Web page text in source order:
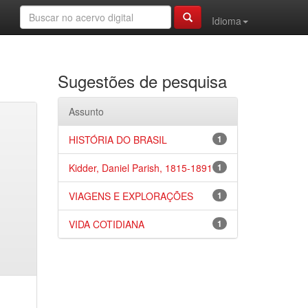
Idioma
Sugestões de pesquisa
Assunto
1
HISTÓRIA DO BRASIL
1
Kidder, Daniel Parish, 1815-1891
1
VIAGENS E EXPLORAÇÕES
1
VIDA COTIDIANA